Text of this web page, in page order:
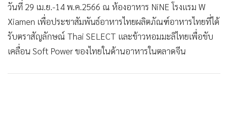
วันที่ 29 เม.ย.-14 พ.ค.2566 ณ ห้องอาหาร NiNE โรงแรม W
Xiamen เพื่อประชาสัมพันธ์อาหารไทยผลิตภัณฑ์อาหารไทยที่ได้
รับตราสัญลักษณ์ Thai SELECT และข้าวหอมมะลิไทยเพื่อขับ
เคลื่อน Soft Power ของไทยในด้านอาหารในตลาดจีน